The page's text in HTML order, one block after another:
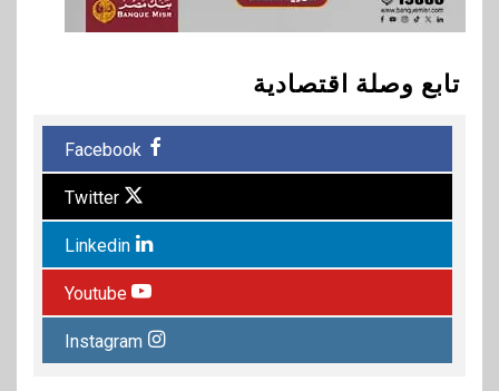
تابع وصلة اقتصادية
Facebook
Twitter
Linkedin
Youtube
Instagram